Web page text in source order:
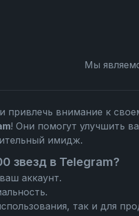
Мы
привлечь внимание к
! Они помогут улучшить
имидж.
звезд в Telegram?
аккаунт.
так и для